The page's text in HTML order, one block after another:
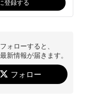
ォローすると、
新情報が届きます。
フォロー